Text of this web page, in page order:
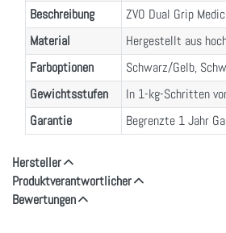
Beschreibung
ZVO Dual Grip
Material
Hergestellt aus
Farboptionen
Schwarz/Gelb,
Gewichtsstufen
In 1-kg-Schritten
Garantie
Begrenzte 1 Jahr
Hersteller
Produktverantwortlicher
Bewertungen